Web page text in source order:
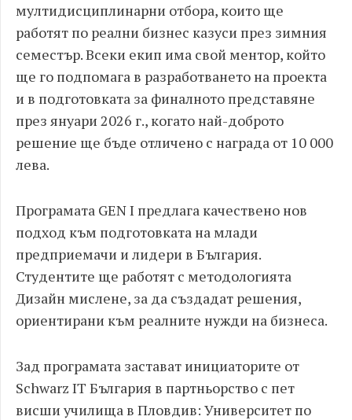
мултидисциплинарни отбора, които ще
работят по реални бизнес казуси през зимния
семестър. Всеки екип има свой ментор, който
ще го подпомага в разработването на проекта
и в подготовката за финалното представяне
през януари 2026 г., когато най-доброто
решение ще бъде отличено с награда от 10 000
лева.
Програмата GEN I предлага качествено нов
подход към подготовката на млади
предприемачи и лидери в България.
Студентите ще работят с методологията
Дизайн мислене, за да създадат решения,
ориентирани към реалните нужди на бизнеса.
Зад програмата застават инициаторите от
Schwarz IT България в партньорство с пет
висши училища в Пловдив: Университет по